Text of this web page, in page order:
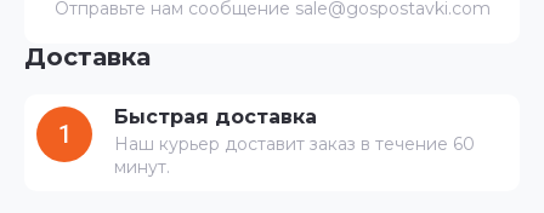
Отправьте нам сообщение sale@gospostavki.com
Доставка
1
Быстрая доставка
Наш курьер доставит заказ в течение 60
минут.